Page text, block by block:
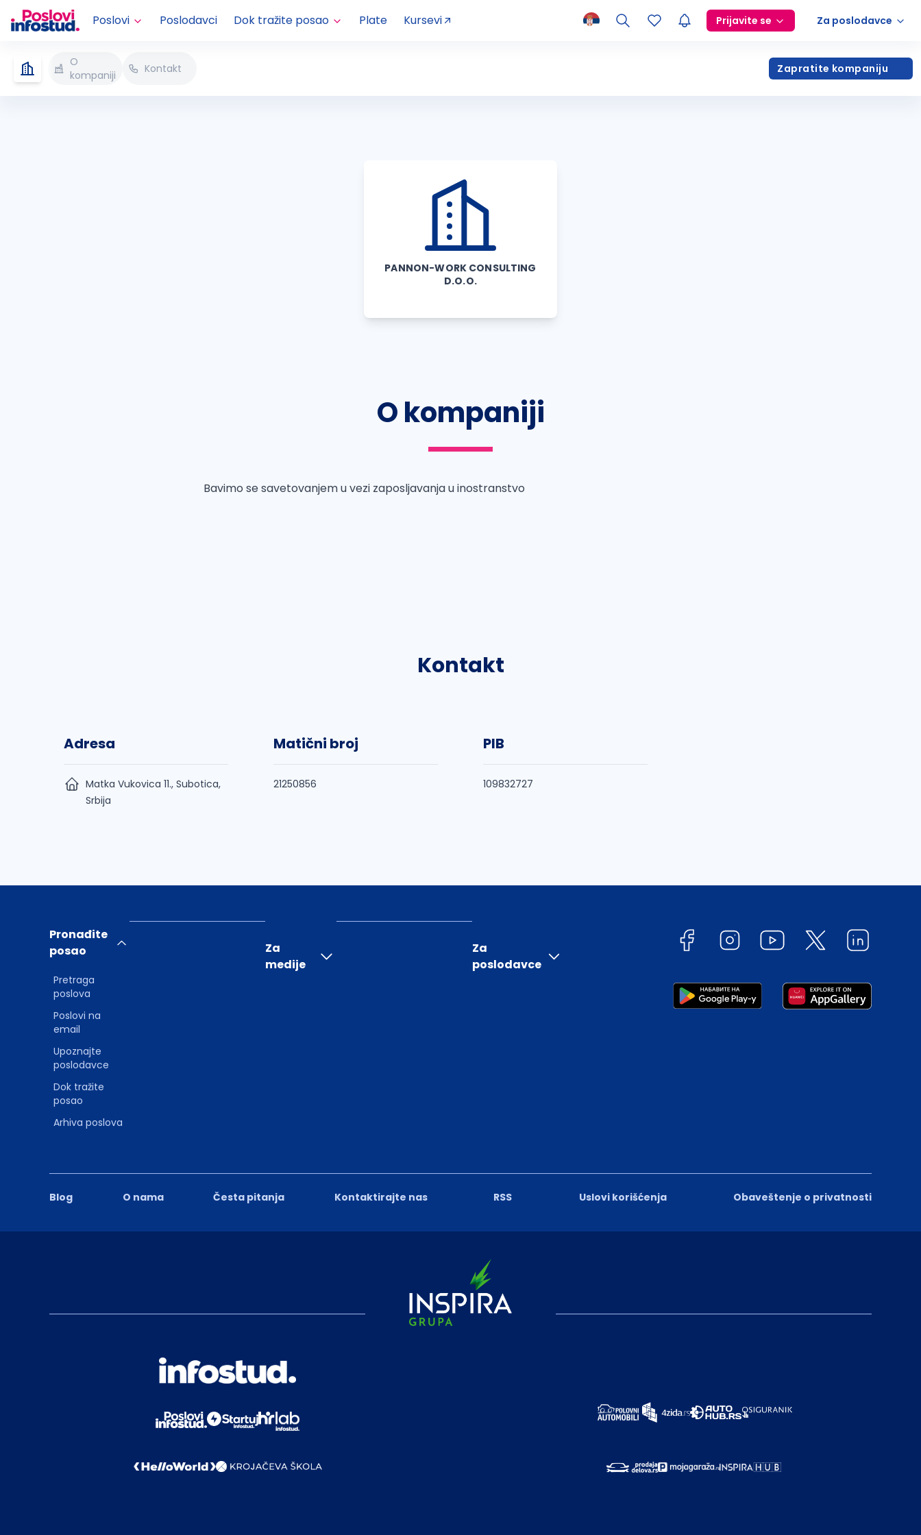
Poslovi Poslodavci Dok tražite posao Plate Kursevi Prijavite se Za poslodavce
O
kompaniji
Kontakt Zapratite kompaniju
PANNON-WORK CONSULTING
D.O.O.
O kompaniji
Bavimo se savetovanjem u vezi zaposljavanja u inostranstvo
Kontakt
Adresa
Matka Vukovica 11., Subotica,
Srbija
Matični broj
21250856
PIB
109832727
Blog O nama Česta pitanja Kontaktirajte nas RSS Uslovi korišćenja Obaveštenje o privatnosti
Pronađite
posao
Pretraga
poslova
Poslovi na
email
Upoznajte
poslodavce
Dok tražite
posao
Arhiva poslova
Za
medije
Za
poslodavce